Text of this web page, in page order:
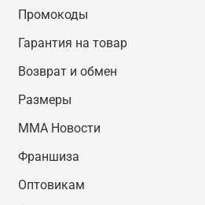
Промокоды
Гарантия на товар
Возврат и обмен
Размеры
MMA Новости
Франшиза
Оптовикам